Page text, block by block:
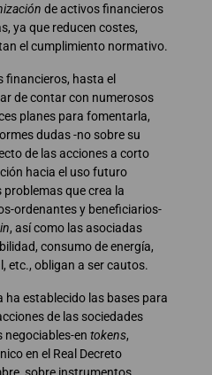
de activos financieros
ya que reducen costes,
el cumplimiento normativo.
financieros, hasta el
de contar con numerosos
planes para fomentarla,
dudas -no sobre su
de las acciones a corto
hacia el uso futuro
que crea la
ordenantes y beneficiarios-
, así como las asociadas
consumo de energía,
etc., obligan a ser cautos.
ha establecido las bases para
de las sociedades
en tokens,
en el Real Decreto